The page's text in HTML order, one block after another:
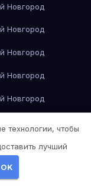
Новгород
Новгород
Новгород
Новгород
Новгород
души
технологии, чтобы
лучший
OK